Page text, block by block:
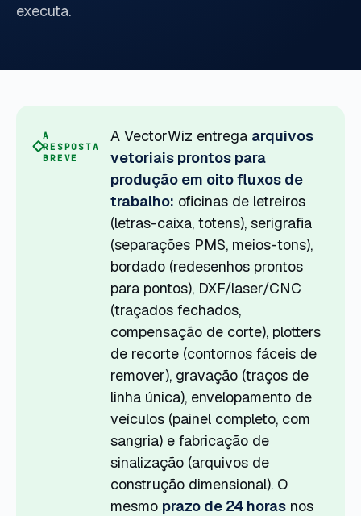
executa.
A
RESPOSTA
BREVE
A VectorWiz entrega arquivos
vetoriais prontos para
produção em oito fluxos de
trabalho: oficinas de letreiros
(letras-caixa, totens), serigrafia
(separações PMS, meios-tons),
bordado (redesenhos prontos
para pontos), DXF/laser/CNC
(traçados fechados,
compensação de corte), plotters
de recorte (contornos fáceis de
remover), gravação (traços de
linha única), envelopamento de
veículos (painel completo, com
sangria) e fabricação de
sinalização (arquivos de
construção dimensional). O
mesmo prazo de 24 horas nos